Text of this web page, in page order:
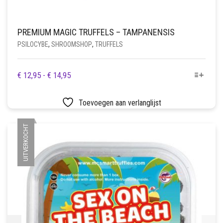
PREMIUM MAGIC TRUFFELS – TAMPANENSIS
PSILOCYBE, SHROOMSHOP, TRUFFELS
€ 12,95 - € 14,95PRIJSKLASSE:
TOT
€ 14,95
DIT
HEEFT
MEERDERE
OPTIE
KAN
GEKOZEN
WORDEN
OP
DE
PRODUCTPAGINA
Toevoegen aan verlanglijst
UITVERKOCHT